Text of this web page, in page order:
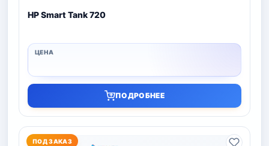
HP Smart Tank 720
ПОДРОБНЕЕ
ПОД ЗАКАЗ